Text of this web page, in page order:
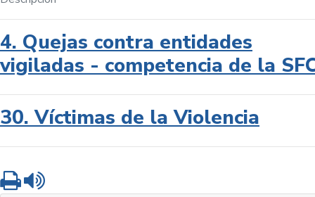
4. Quejas contra entidades
vigiladas - competencia de la
30. Víctimas de la Violencia
Imprimir